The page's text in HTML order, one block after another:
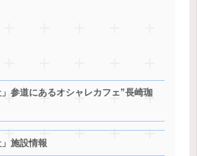
」参道にあるオシャレカフェ”長崎珈
」施設情報